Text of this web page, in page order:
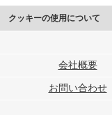
クッキーの使用について
このサイトでは Cookie を
行っています。
メディアや広告配信、デ
各パートナーは、この情
ユーザーが各パートナー
会社概要
お問い合わせ